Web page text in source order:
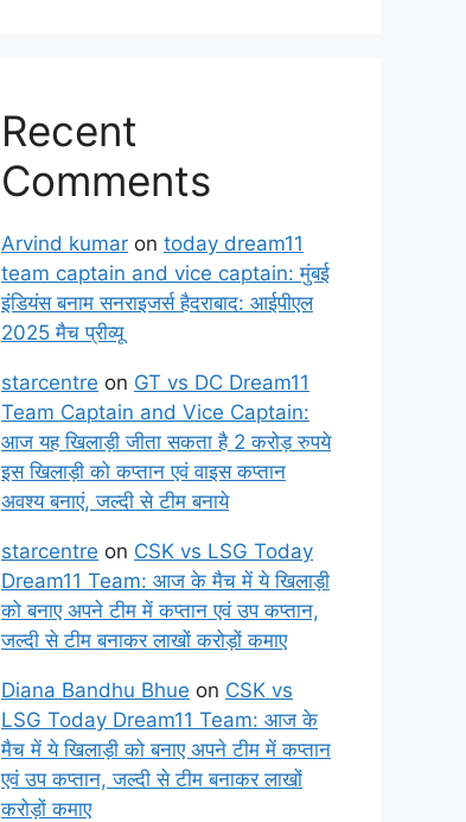
Recent
Comments
Arvind kumar on today dream11
team captain and vice captain: मुंबई
इंडियंस बनाम सनराइजर्स हैदराबाद: आईपीएल
2025 मैच प्रीव्यू
starcentre on GT vs DC Dream11
Team Captain and Vice Captain:
आज यह खिलाड़ी जीता सकता है 2 करोड़ रुपये
इस खिलाड़ी को कप्तान एवं वाइस कप्तान
अवश्य बनाएं, जल्दी से टीम बनाये
starcentre on CSK vs LSG Today
Dream11 Team: आज के मैच में ये खिलाड़ी
को बनाए अपने टीम में कप्तान एवं उप कप्तान,
जल्दी से टीम बनाकर लाखों करोड़ों कमाए
Diana Bandhu Bhue on CSK vs
LSG Today Dream11 Team: आज के
मैच में ये खिलाड़ी को बनाए अपने टीम में कप्तान
एवं उप कप्तान, जल्दी से टीम बनाकर लाखों
करोड़ों कमाए